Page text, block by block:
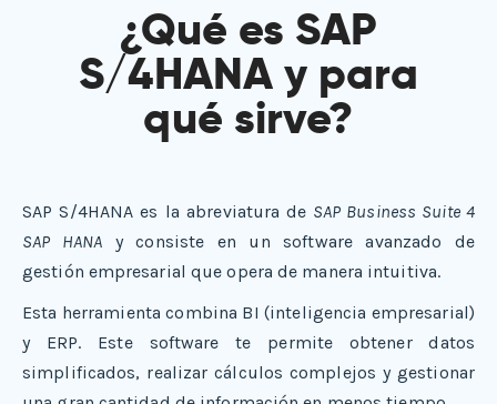
¿Qué es SAP
S/4HANA y para
qué sirve?
SAP S/4HANA es la abreviatura de SAP Business Suite 4
SAP HANA y consiste en un software avanzado de
gestión empresarial que opera de manera intuitiva.
Esta herramienta combina BI (inteligencia empresarial)
y ERP. Este software te permite obtener datos
simplificados, realizar cálculos complejos y gestionar